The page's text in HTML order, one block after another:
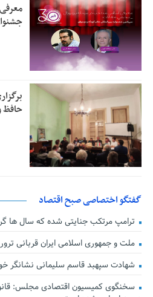
حافظ
گفتگو اختصاصی صبح اقتصاد
ترامپ مرتکب جنایتی شده که سال ها
ملت و جمهوری اسلامی ایران قربانی
شهادت سپهبد قاسم سلیمانی نشانگر